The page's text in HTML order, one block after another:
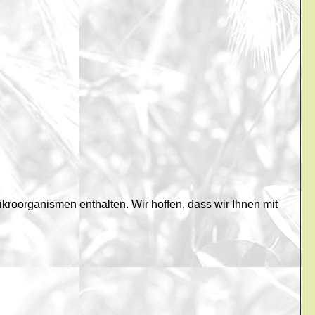
enthalten. Wir hoffen, dass wir Ihnen mit